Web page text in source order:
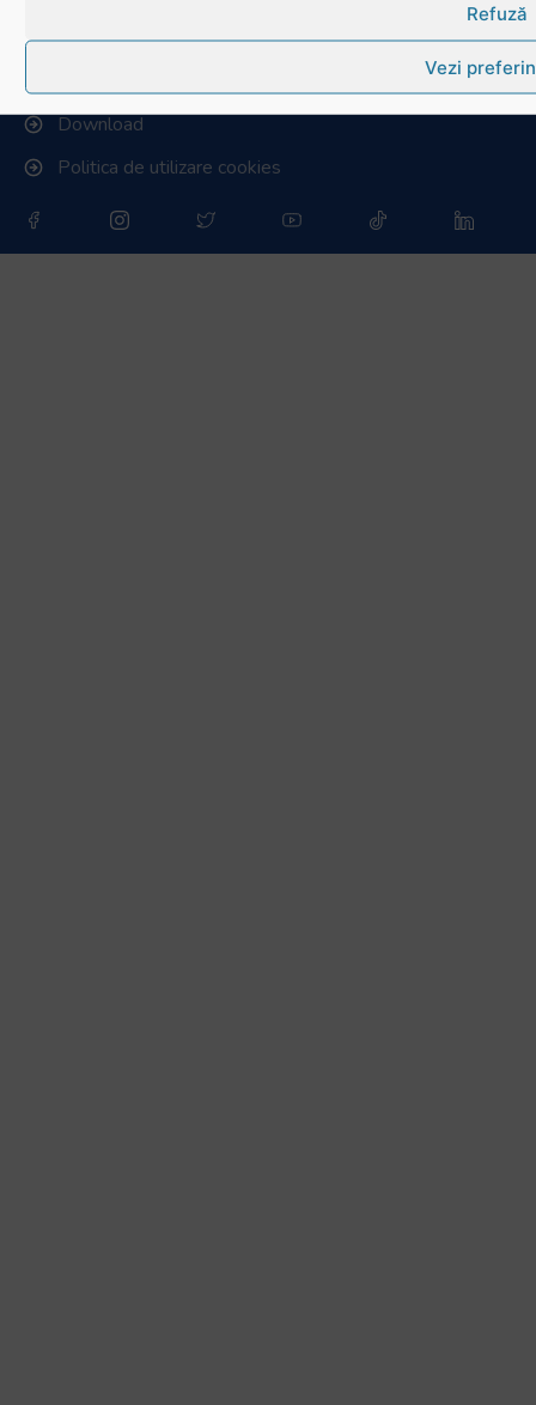
Refuză
Vezi
Download
Politica de utilizare cookies